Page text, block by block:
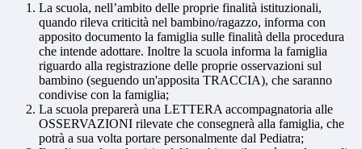
La scuola, nell’ambito delle proprie finalità istituzionali,
quando rileva criticità nel bambino/ragazzo, informa con
apposito documento la famiglia sulle finalità della procedura
che intende adottare. Inoltre la scuola informa la famiglia
riguardo alla registrazione delle proprie osservazioni sul
bambino (seguendo un'apposita TRACCIA), che saranno
condivise con la famiglia;
La scuola preparerà una LETTERA accompagnatoria alle
OSSERVAZIONI rilevate che consegnerà alla famiglia, che
potrà a sua volta portare personalmente dal Pediatra;